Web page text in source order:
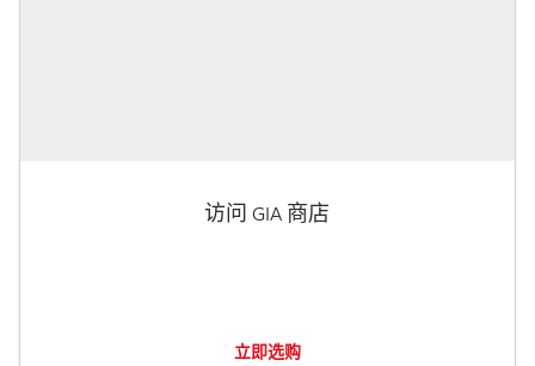
访问 GIA 商店
立即选购